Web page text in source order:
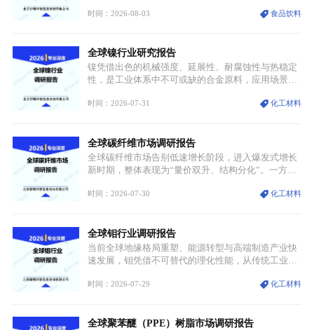
型，叠加消费需求升级、线上流量变革、新零售业态
特点，在消费、创业、政策、技术多重驱动下，依旧
具备强劲的发展活力。
时间：2026-08-03 食品饮料
全球镍行业研究报告
镍凭借出色的机械强度、延展性、耐腐蚀性与热稳定
性，是工业体系中不可或缺的合金原料，应用场景横
用价值难以被替代。依托理化优势，镍被全球主要经
型为新能源核心战略矿产，全球产业形成“印尼掌控
资源与产能、中国主导消费与技术、工艺向低碳湿法
迭代、再生镍加速补位”的全新格局。
时间：2026-07-31 化工材料
全球碳纤维市场调研报告
全球碳纤维市场告别低速增长阶段，进入爆发式增长
新时期，整体表现为“量价双升、结构分化”。一方面
持续扩张；另一方面产品、需求、应用场景呈现明显
体规模扩张，高附加值领域与规模化工业应用形成两
大独立增长体系。
时间：2026-07-30 化工材料
全球钼行业调研报告
当前全球地缘格局重塑、能源转型与高端制造产业快
速发展，钼凭借不可替代的理化性能，从传统工业金
需格局重构、价值体系重估的新阶段。钼是典型难熔
贯穿传统工业、高端制造、军工、新能源等多个核心
时间：2026-07-29 化工材料
全球聚苯醚（PPE）树脂市场调研报告